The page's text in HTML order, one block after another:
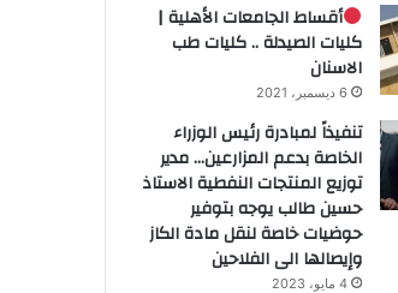
أقساط الجامعات الأهلية |
كليات الصيدلة .. كليات طب
الاسنان
6 ديسمبر، 2021
تنفيذاً لمبادرة رئيس الوزراء
الخاصة بدعم المزارعين… مدير
توزيع المنتجات النفطية الاستاذ
حسين طالب يوجه بتوفير
حوضيات خاصة لنقل مادة الكاز
وإيصالها الى الفلاحين
4 مايو، 2023